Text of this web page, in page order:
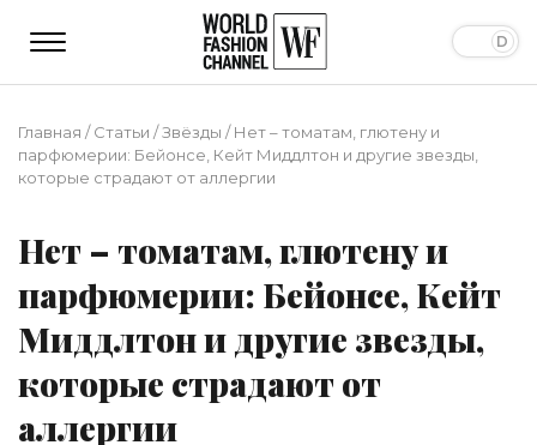
Главная /Статьи /Звёзды /Нет – томатам, глютену и
парфюмерии: Бейонсе, Кейт Миддлтон и другие звезды,
которые страдают от аллергии
Нет – томатам, глютену и
парфюмерии: Бейонсе, Кейт
Миддлтон и другие звезды,
которые страдают от
аллергии